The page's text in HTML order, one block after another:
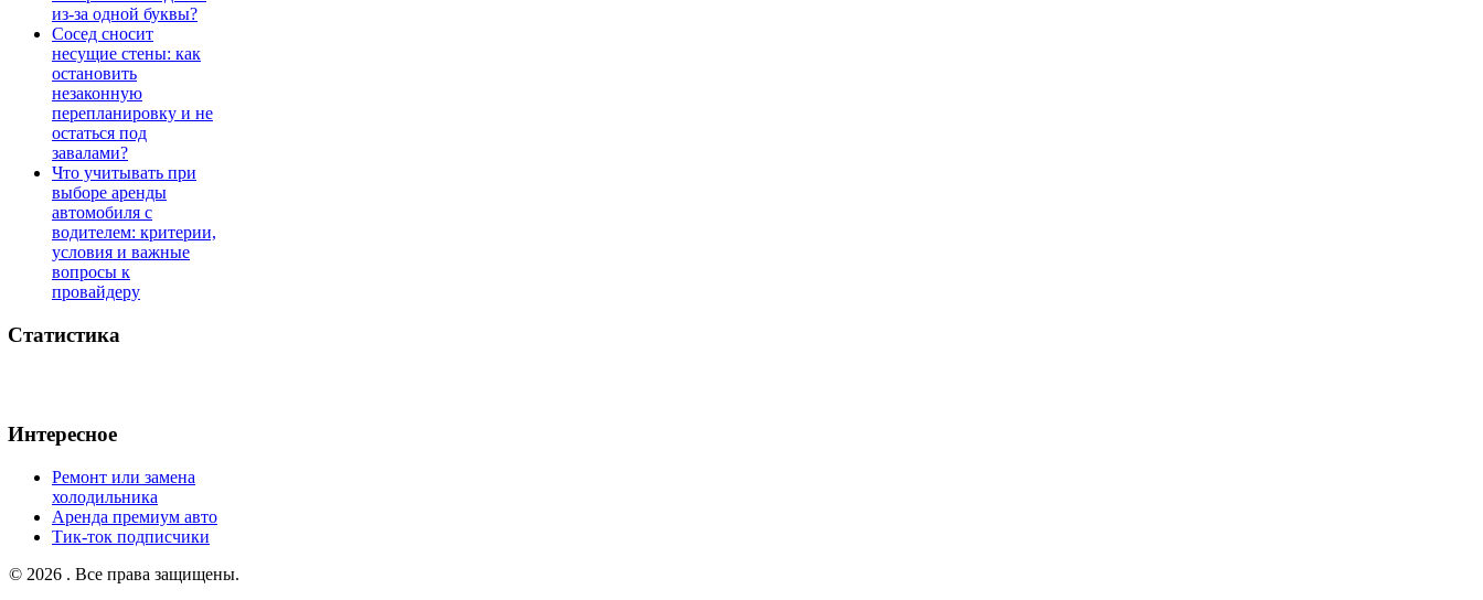
из-за одной буквы?
Сосед сносит
несущие стены: как
остановить
незаконную
перепланировку и не
остаться под
завалами?
Что учитывать при
выборе аренды
автомобиля с
водителем: критерии,
условия и важные
вопросы к
провайдеру
Статистика
Интересное
Ремонт или замена
холодильника
Аренда премиум авто
Тик-ток подписчики
© 2026 . Все права защищены.